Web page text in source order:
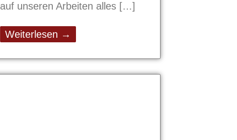
auf unseren Arbeiten alles
Weiterlesen →